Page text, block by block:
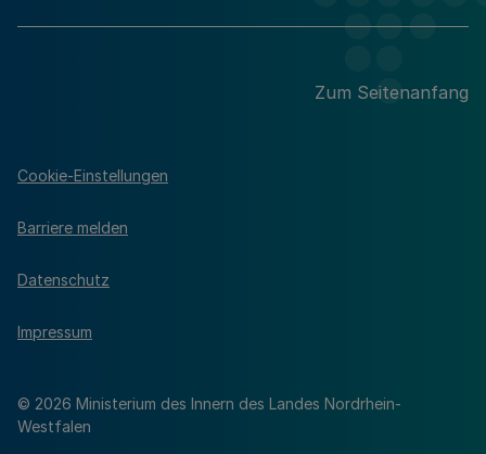
Zum Seitenanfang
© 2026 Ministerium des Innern des Landes Nordrhein-
Westfalen
Cookie-Einstellungen
Barriere melden
Datenschutz
Impressum